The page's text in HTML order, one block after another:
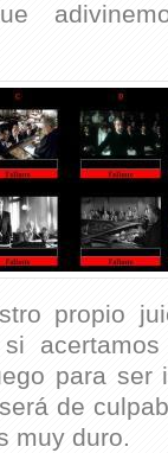
propio
para ser
de
muy duro.